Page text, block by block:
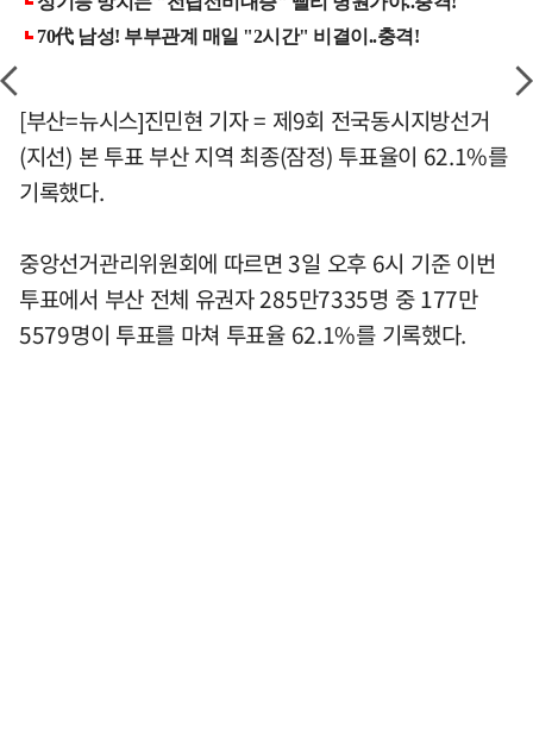
[부산=뉴시스]진민현 기자 = 제9회 전국동시지방선거
(지선) 본 투표 부산 지역 최종(잠정) 투표율이 62.1%를
기록했다.
중앙선거관리위원회에 따르면 3일 오후 6시 기준 이번
투표에서 부산 전체 유권자 285만7335명 중 177만
5579명이 투표를 마쳐 투표율 62.1%를 기록했다.